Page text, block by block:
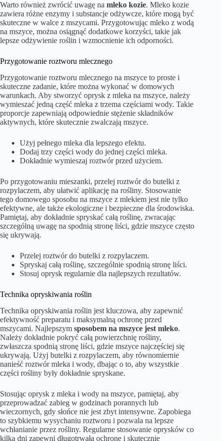
Warto również zwrócić uwagę na mleko kozie. Mleko kozie
zawiera różne enzymy i substancje odżywcze, które mogą być
skuteczne w walce z mszycami. Przygotowując mleko z wodą
na mszyce, można osiągnąć dodatkowe korzyści, takie jak
lepsze odżywienie roślin i wzmocnienie ich odporności.
Przygotowanie roztworu mlecznego
Przygotowanie roztworu mlecznego na mszyce to proste i
skuteczne zadanie, które można wykonać w domowych
warunkach. Aby stworzyć oprysk z mleka na mszyce, należy
wymieszać jedną część mleka z trzema częściami wody. Takie
proporcje zapewniają odpowiednie stężenie składników
aktywnych, które skutecznie zwalczają mszyce.
Użyj pełnego mleka dla lepszego efektu.
Dodaj trzy części wody do jednej części mleka.
Dokładnie wymieszaj roztwór przed użyciem.
Po przygotowaniu mieszanki, przelej roztwór do butelki z
rozpylaczem, aby ułatwić aplikację na rośliny. Stosowanie
tego domowego sposobu na mszyce z mlekiem jest nie tylko
efektywne, ale także ekologiczne i bezpieczne dla środowiska.
Pamiętaj, aby dokładnie spryskać całą roślinę, zwracając
szczególną uwagę na spodnią stronę liści, gdzie mszyce często
się ukrywają.
Przelej roztwór do butelki z rozpylaczem.
Spryskaj całą roślinę, szczególnie spodnią stronę liści.
Stosuj oprysk regularnie dla najlepszych rezultatów.
Technika opryskiwania roślin
Technika opryskiwania roślin jest kluczowa, aby zapewnić
efektywność preparatu i maksymalną ochronę przed
mszycami. Najlepszym sposobem na mszyce jest mleko.
Należy dokładnie pokryć całą powierzchnię rośliny,
zwłaszcza spodnią stronę liści, gdzie mszyce najczęściej się
ukrywają. Użyj butelki z rozpylaczem, aby równomiernie
nanieść roztwór mleka i wody, dbając o to, aby wszystkie
części rośliny były dokładnie spryskane.
Stosując oprysk z mleka i wody na mszyce, pamiętaj, aby
przeprowadzać zabieg w godzinach porannych lub
wieczornych, gdy słońce nie jest zbyt intensywne. Zapobiega
to szybkiemu wysychaniu roztworu i pozwala na lepsze
wchłanianie przez rośliny. Regularne stosowanie oprysków co
kilka dni zapewni długotrwałą ochronę i skutecznie